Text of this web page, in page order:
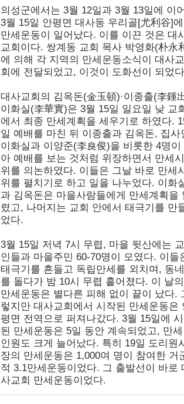
의성군에서는 3월 12일과 3월 13일에 이
3월 15일 안평면 대사동 우리골[尤利谷]
만세운동이 일어났다. 이를 이끈 것은 대
교회이다. 쌍계동 교회 목사 박영화(朴永
에 의해 각 지역의 만세운동소식이 대사교
회에 전달되었고, 이것이 도화선이 되었
대사교회의 김옥돈(金玉頓)·이종출(李鍾
이화실(李華實)은 3월 15일 일요일 낮 교
에서 최종 만세계획을 세우기로 하였다.
일 예배를 마친 뒤 이종출과 김옥돈, 집사
이화실과 이양준(李良俊)을 비롯한 4명이
아 예배를 보는 것처럼 위장하면서 만세시
위를 의논하였다. 이들은 그날 바로 만세
위를 펼치기로 하고 일을 나누었다. 이화
과 김옥돈은 마을사람들에게 만세계획을
렸고, 나머지는 교회 안에서 태극기를 만
었다.
3월 15일 저녁 7시 무렵, 마을 뒷산에는 교
인들과 마을주민 60-70명이 모였다. 이들
태극기를 흔들고 독립만세를 외치며, 동네
를 돌다가 밤 10시 무렵 흩어졌다. 이 날의
만세운동은 별다른 피해 없이 끝이 났다.
렇지만 대사교회에서 시작된 만세운동은
평면 전역으로 퍼져나갔다. 3월 15일에
된 만세운동은 5일 동안 계속되었고, 만세
인원도 크게 늘어났다. 특히 19일 도리원
장의 만세운동은 1,000여 명이 참여한 거
적 3.1만세운동이었다. 그 출발선이 바로
사교회 만세운동이었다.